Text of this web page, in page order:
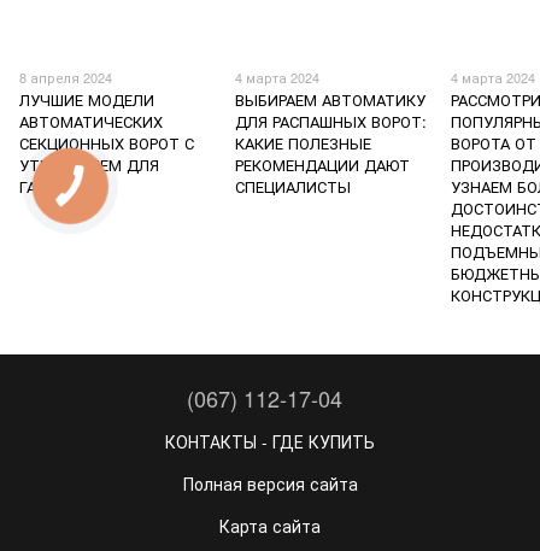
8 апреля 2024
ЛУЧШИЕ МОДЕЛИ
АВТОМАТИЧЕСКИХ
СЕКЦИОННЫХ ВОРОТ С
УТЕПЛЕНИЕМ ДЛЯ
ГАРАЖА
4 марта 2024
ВЫБИРАЕМ АВТОМАТИКУ
ДЛЯ РАСПАШНЫХ ВОРОТ:
КАКИЕ ПОЛЕЗНЫЕ
РЕКОМЕНДАЦИИ ДАЮТ
СПЕЦИАЛИСТЫ
4 марта 2024
ВОРОТА ОТ
УЗНАЕМ
(067) 112-17-04
КОНТАКТЫ - ГДЕ КУПИТЬ
Полная версия сайта
Карта сайта